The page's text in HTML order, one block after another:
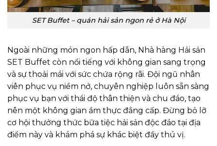
SET Buffet – quán hải sản ngon rẻ ở Hà Nội
Ngoài những món ngon hấp dẫn, Nhà hàng Hải sản
SET Buffet còn nổi tiếng với không gian sang trọng
và sự thoải mái với sức chứa rộng rãi. Đội ngũ nhân
viên phục vụ niềm nở, chuyên nghiệp luôn sẵn sàng
phục vụ bạn với thái độ thân thiện và chu đáo, tạo
nên một không gian ẩm thực đẳng cấp. Đừng bỏ lỡ
cơ hội thưởng thức bữa tiệc hải sản độc đáo tại địa
điểm này và khám phá sự khác biệt đầy thú vị.